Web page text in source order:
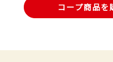
コープ商品を